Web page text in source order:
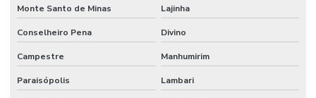
Monte Santo de Minas Lajinha
Conselheiro Pena Divino
Campestre Manhumirim
Paraisópolis Lambari